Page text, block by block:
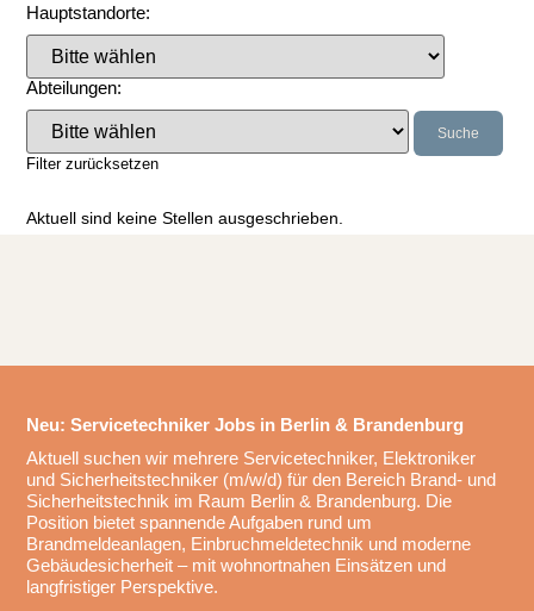
Hauptstandorte:
Abteilungen:
Suche
Filter zurücksetzen
Aktuell sind keine Stellen ausgeschrieben.
Neu: Servicetechniker Jobs in Berlin & Brandenburg
Aktuell suchen wir mehrere Servicetechniker, Elektroniker
und Sicherheitstechniker (m/w/d) für den Bereich Brand- und
Sicherheitstechnik im Raum Berlin & Brandenburg. Die
Position bietet spannende Aufgaben rund um
Brandmeldeanlagen, Einbruchmeldetechnik und moderne
Gebäudesicherheit – mit wohnortnahen Einsätzen und
langfristiger Perspektive.